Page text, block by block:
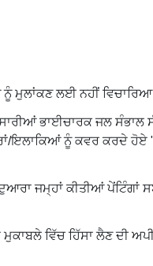
ਮੁਲਾਂਕਣ ਲਈ ਨਹੀਂ ਵਿਚਾਰਿਆ
ਭਾਈਚਾਰਕ ਜਲ ਸੰਭਾਲ
ਇਲਾਕਿਆਂ ਨੂੰ ਕਵਰ ਕਰਦੇ ਹੋਏ
ਜਮ੍ਹਾਂ ਕੀਤੀਆਂ ਪੇਂਟਿੰਗਾਂ
ਵਿੱਚ ਹਿੱਸਾ ਲੈਣ ਦੀ